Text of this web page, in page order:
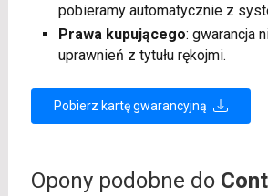
pobieramy automatycznie z
Prawa kupującego: gwarancja
uprawnień z tytułu rękojmi.
Pobierz kartę gwarancyjną
Opony podobne do